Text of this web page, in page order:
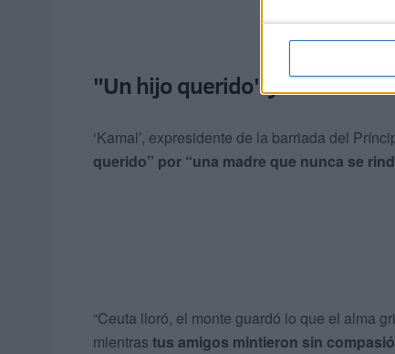
"Un hijo querido" y "una
‘Kamal’, expresidente de la barriada del
querido” por “una madre que nunca se
“Ceuta lloró, el monte guardó lo que el alma
mientras tus amigos mintieron sin